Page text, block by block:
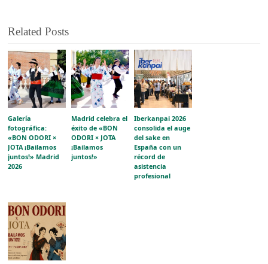
Related Posts
Galería
fotográfica:
«BON ODORI ×
JOTA ¡Bailamos
juntos!» Madrid
2026
Madrid celebra el
éxito de «BON
ODORI × JOTA
¡Bailamos
juntos!»
Iberkanpai 2026
consolida el auge
del sake en
España con un
récord de
asistencia
profesional